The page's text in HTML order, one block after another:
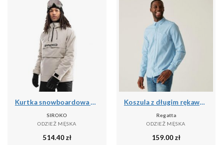
Kurtka snowboardowa męska W6 Eriz
SIROKO
ODZIEŻ MĘSKA
514.40zł
Koszula z długim rękawem Regatta Loran
Regatta
ODZIEŻ MĘSKA
159.00zł